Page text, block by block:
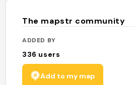
The mapstr community
ADDED BY
336 users
Add to my map